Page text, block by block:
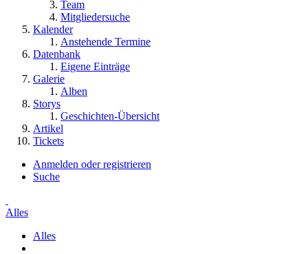
Team
Mitgliedersuche
Kalender
Anstehende Termine
Datenbank
Eigene Einträge
Galerie
Alben
Storys
Geschichten-Übersicht
Artikel
Tickets
Anmelden oder registrieren
Suche
Alles
Alles